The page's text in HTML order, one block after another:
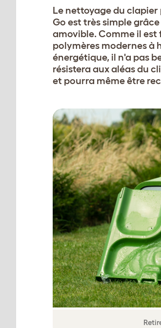
Le nettoyage du
Go est très simple
amovible. Comme il est
polymères modernes à
énergétique, il n'a pas
résistera aux aléas du
et pourra même être